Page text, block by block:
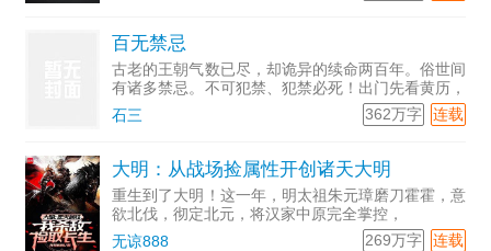
百无禁忌
古老的王朝气数已尽，却诡异的续命两百年。俗世间
有诸多禁忌。不可犯禁、犯禁必死！出门先看黄历，
牢记今日禁忌。城墙根、社庙下、乡间闾里、山野大
泽……潜藏着无数的怪诞之物。七禾台镇外，有美丽
石三 连载
362万字
大明：从战场捡属性开创诸天大明
重生到了大明！这一年，明太祖朱元璋磨刀霍霍，意
欲北伐，彻定北元，将汉家中原完全掌控，
无谅888
连载
269万字